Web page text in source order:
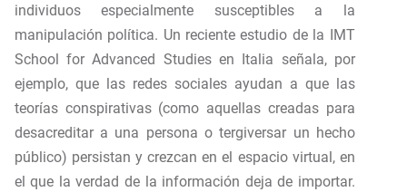
individuos especialmente susceptibles a la
manipulación política. Un reciente estudio de la IMT
School for Advanced Studies en Italia señala, por
ejemplo, que las redes sociales ayudan a que las
teorías conspirativas (como aquellas creadas para
desacreditar a una persona o tergiversar un hecho
público) persistan y crezcan en el espacio virtual, en
el que la verdad de la información deja de importar.